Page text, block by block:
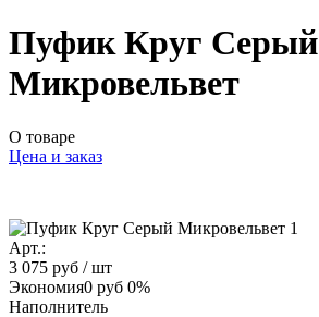
Пуфик Круг Серый
Микровельвет
О товаре
Цена и заказ
Арт.:
3 075 руб / шт
Экономия0 руб 0%
Наполнитель